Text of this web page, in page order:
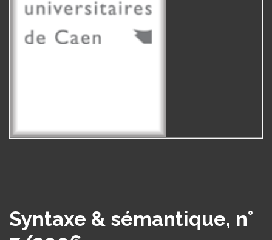
Syntaxe & sémantique, n°